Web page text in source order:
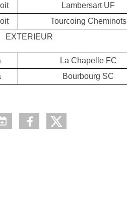
Lambersart UF
Tourcoing Cheminots
EXTERIEUR
La Chapelle FC
Bourbourg SC